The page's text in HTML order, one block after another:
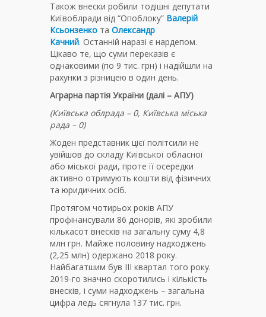
Також внески робили тодішні депутати
Київоблради від “Опоблоку” Валерій
Ксьонзенко та Олександр
Качний. Останній наразі є нардепом.
Цікаво те, що суми переказів є
однаковими (по 9 тис. грн) і надійшли на
рахунки з різницею в один день.
Аграрна партія України (далі – АПУ)
(Київська облрада – 0, Київська міська
рада – 0)
Жоден представник цієї політсили не
увійшов до складу Київської обласної
або міської ради, проте її осередки
активно отримують кошти від фізичних
та юридичних осіб.
Протягом чотирьох років АПУ
профінансували 86 донорів, які зробили
кількасот внесків на загальну суму 4,8
млн грн. Майже половину надходжень
(2,25 млн) одержано 2018 року.
Найбагатшим був ІІІ квартал того року.
2019-го значно скоротились і кількість
внесків, і суми надходжень – загальна
цифра ледь сягнула 137 тис. грн.